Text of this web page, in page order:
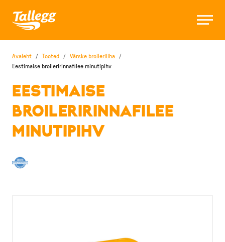
Avaleht / Tooted / Värske broileriliha
/
Eestimaise broileririnnafilee minutipihv
EESTIMAISE
BROILERIRINNAFILEE
MINUTIPIHV